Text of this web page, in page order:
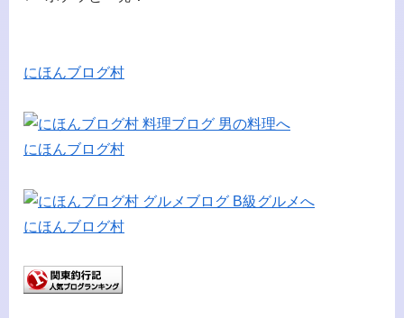
にほんブログ村
にほんブログ村
にほんブログ村